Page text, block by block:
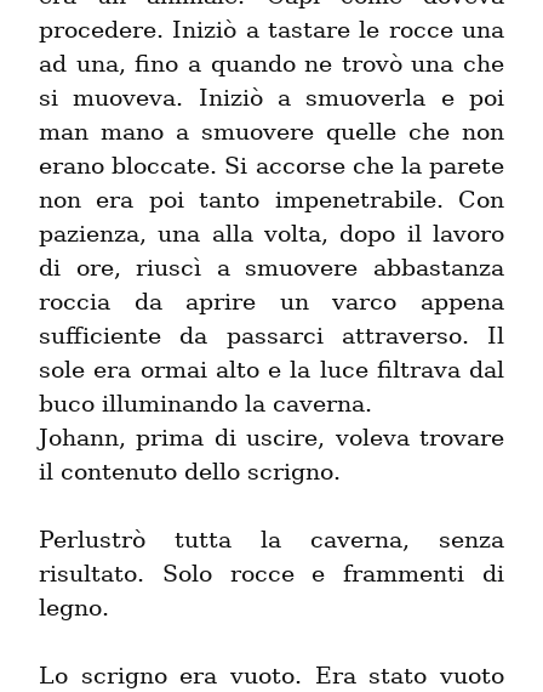
procedere. Iniziò a tastare le rocce una
ad una, fino a quando ne trovò una che
si muoveva. Iniziò a smuoverla e poi
man mano a smuovere quelle che non
erano bloccate. Si accorse che la parete
non era poi tanto impenetrabile. Con
pazienza, una alla volta, dopo il lavoro
di ore, riuscì a smuovere abbastanza
roccia da aprire un varco appena
sufficiente da passarci attraverso. Il
sole era ormai alto e la luce filtrava dal
buco illuminando la caverna.
Johann, prima di uscire, voleva trovare
il contenuto dello scrigno.
Perlustrò tutta la caverna, senza
risultato. Solo rocce e frammenti di
legno.
Lo scrigno era vuoto. Era stato vuoto